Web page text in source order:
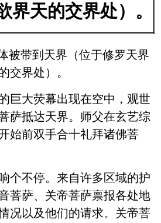
界天的交界处）。
被带到天界（位于修罗天界
交界处）。
巨大荧幕出现在空中，观世
萨抵达天界。师父在玄艺综
始前双手合十礼拜诸佛菩
个不停。来自许多区域的护
菩萨、关帝菩萨禀报各处地
况以及他们的请求。关帝菩